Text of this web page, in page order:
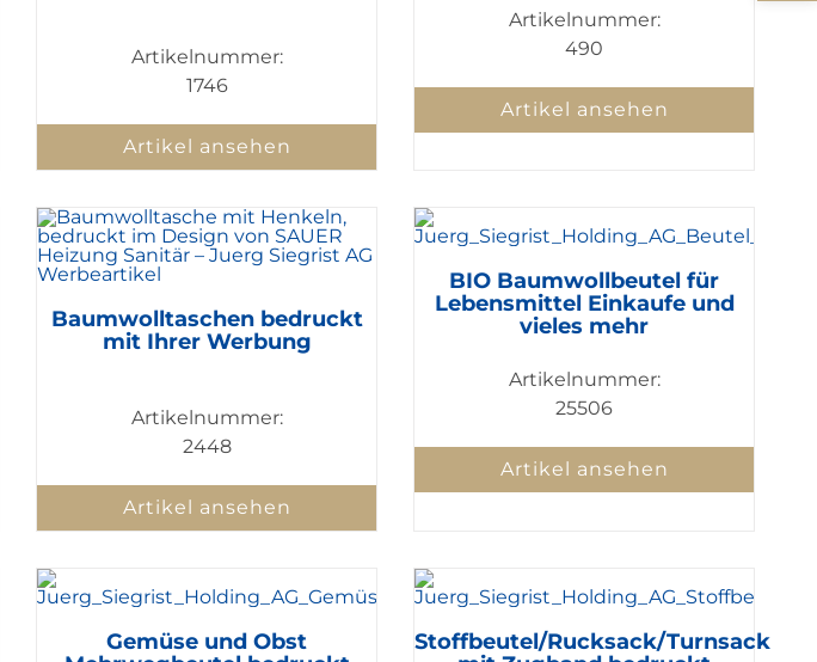
Artikelnummer:
1746
Artikel ansehen
Artikelnummer:
490
Artikel ansehen
Baumwolltaschen bedruckt
mit Ihrer Werbung
Artikelnummer:
2448
Artikel ansehen
BIO Baumwollbeutel für
Lebensmittel Einkaufe und
vieles mehr
Artikelnummer:
25506
Artikel ansehen
Gemüse und Obst
Stoffbeutel/Rucksack/Turnsack